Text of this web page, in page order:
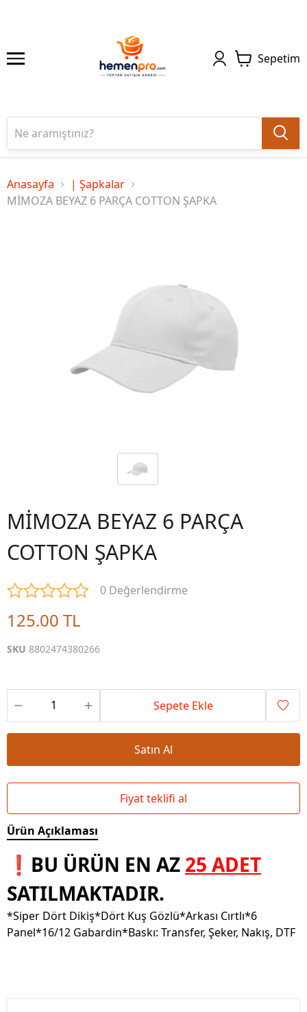
Sepetim
Anasayfa
| Şapkalar
MİMOZA BEYAZ 6 PARÇA COTTON ŞAPKA
MİMOZA BEYAZ 6 PARÇA
COTTON ŞAPKA
0 Değerlendirme
125.00 TL
SKU 8802474380266
Sepete Ekle
Satın Al
Fiyat teklifi al
Ürün Açıklaması
❗BU ÜRÜN EN AZ 25 ADET
SATILMAKTADIR.
*Siper Dört Dikiş*Dört Kuş Gözlü*Arkası Cırtlı*6
Panel*16/12 Gabardin*Baskı: Transfer, Şeker, Nakış, DTF